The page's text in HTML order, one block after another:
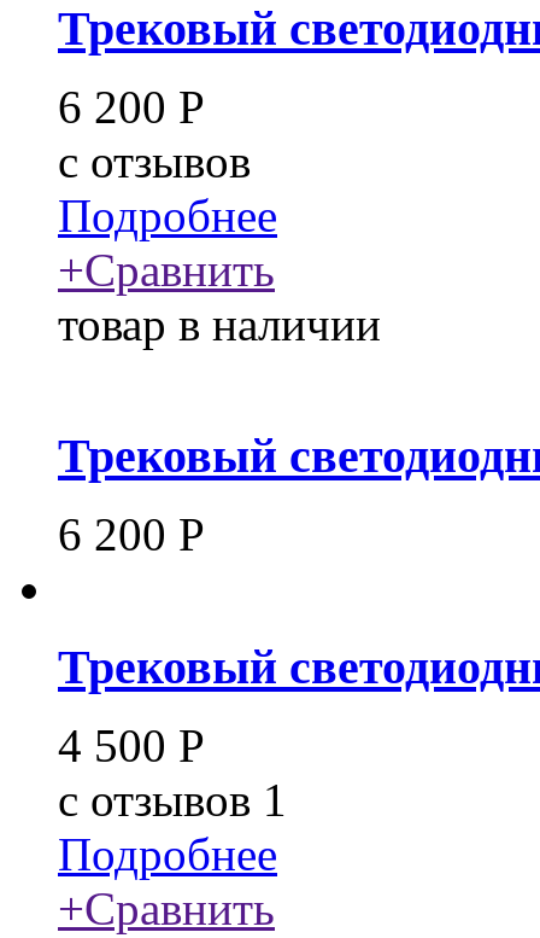
Трековый
6 200 Р
c отзывов
Подробнее
+Сравнить
товар в наличии
Трековый
6 200 Р
Трековый
4 500 Р
c отзывов 1
Подробнее
+Сравнить